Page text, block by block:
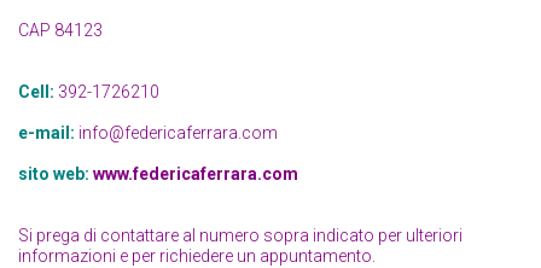
CAP 84123
Cell: 392-1726210
e-mail: info@federicaferrara.com
sito web: www.federicaferrara.com
Si prega di contattare al numero sopra indicato per ulteriori
informazioni e per richiedere un appuntamento.